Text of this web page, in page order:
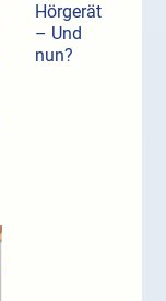
Hörgerät
– Und
nun?